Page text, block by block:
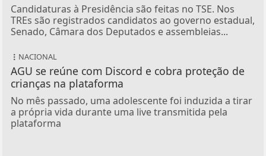
Candidaturas à Presidência são feitas no TSE. Nos
TREs são registrados candidatos ao governo estadual,
Senado, Câmara dos Deputados e assembleias...
NACIONAL
AGU se reúne com Discord e cobra proteção de
crianças na plataforma
No mês passado, uma adolescente foi induzida a tirar
a própria vida durante uma live transmitida pela
plataforma